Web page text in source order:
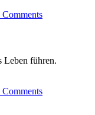
Comments
Leben führen.
Comments